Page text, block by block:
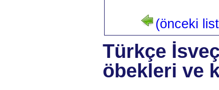
(önceki
Türkçe
öbekleri ve